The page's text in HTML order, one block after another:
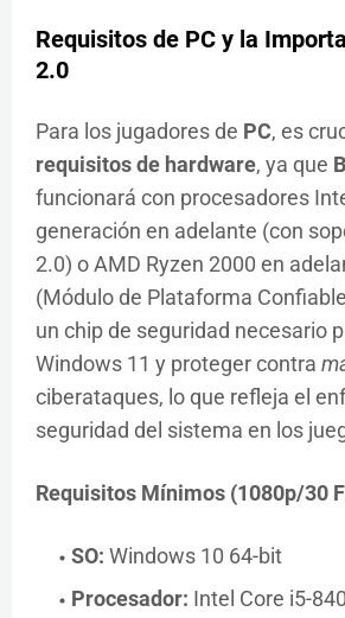
Requisitos de PC y la
2.0
Para los jugadores de PC, es
requisitos de hardware, ya que
funcionará con procesadores
generación en adelante (con
2.0) o AMD Ryzen 2000 en
(Módulo de Plataforma
un chip de seguridad necesario
Windows 11 y proteger contra
ciberataques, lo que refleja el
seguridad del sistema en los
Requisitos Mínimos (1080p/30
SO: Windows 10 64-bit
Procesador: Intel Core i5-